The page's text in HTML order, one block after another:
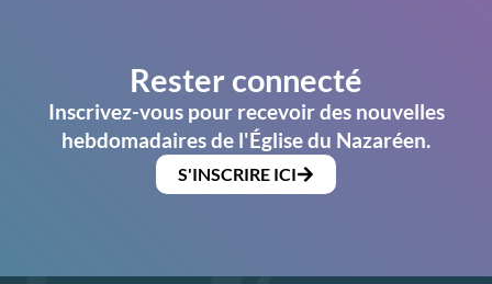
Rester connecté
Inscrivez-vous pour recevoir des nouvelles
hebdomadaires de l'Église du Nazaréen.
S'INSCRIRE ICI